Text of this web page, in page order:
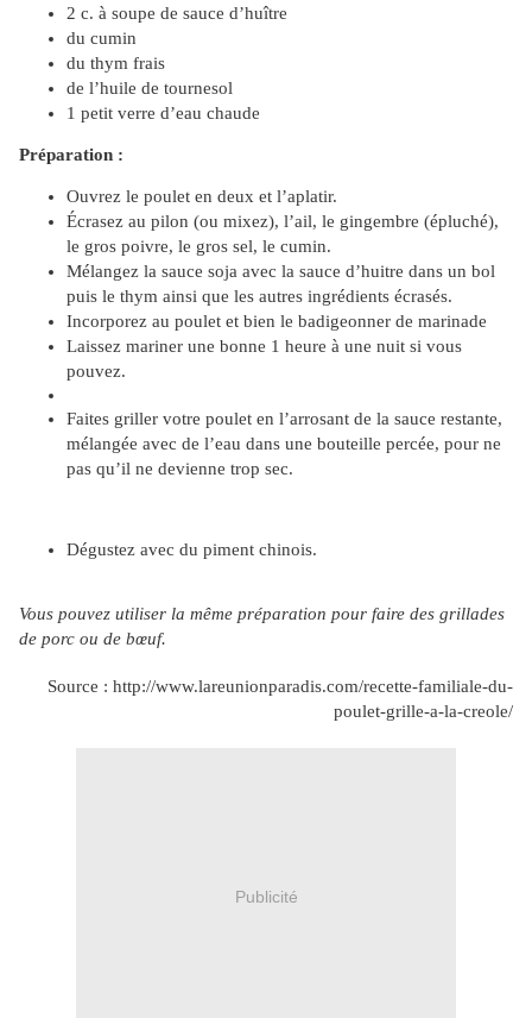
2 c. à soupe de sauce d’huître
du cumin
du thym frais
de l’huile de tournesol
1 petit verre d’eau chaude
Préparation :
Ouvrez le poulet en deux et l’aplatir.
Écrasez au pilon (ou mixez), l’ail, le gingembre (épluché),
le gros poivre, le gros sel, le cumin.
Mélangez la sauce soja avec la sauce d’huitre dans un bol
puis le thym ainsi que les autres ingrédients écrasés.
Incorporez au poulet et bien le badigeonner de marinade
Laissez mariner une bonne 1 heure à une nuit si vous
pouvez.
Faites griller votre poulet en l’arrosant de la sauce restante,
mélangée avec de l’eau dans une bouteille percée, pour ne
pas qu’il ne devienne trop sec.
Dégustez avec du piment chinois.
Vous pouvez utiliser la même préparation pour faire des grillades
de porc ou de bœuf.
Source : http://www.lareunionparadis.com/recette-familiale-du-
poulet-grille-a-la-creole/
Publicité